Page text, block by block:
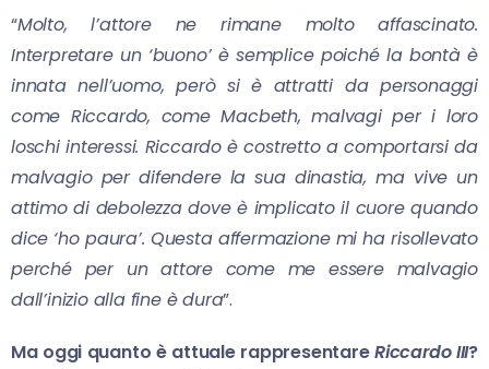
“Molto, l’attore ne rimane molto affascinato.
Interpretare un ‘buono’ è semplice poiché la bontà è
innata nell’uomo, però si è attratti da personaggi
come Riccardo, come Macbeth, malvagi per i loro
loschi interessi. Riccardo è costretto a comportarsi da
malvagio per difendere la sua dinastia, ma vive un
attimo di debolezza dove è implicato il cuore quando
dice ‘ho paura’. Questa affermazione mi ha risollevato
perché per un attore come me essere malvagio
dall’inizio alla fine è dura”.
Ma oggi quanto è attuale rappresentareRiccardo III?